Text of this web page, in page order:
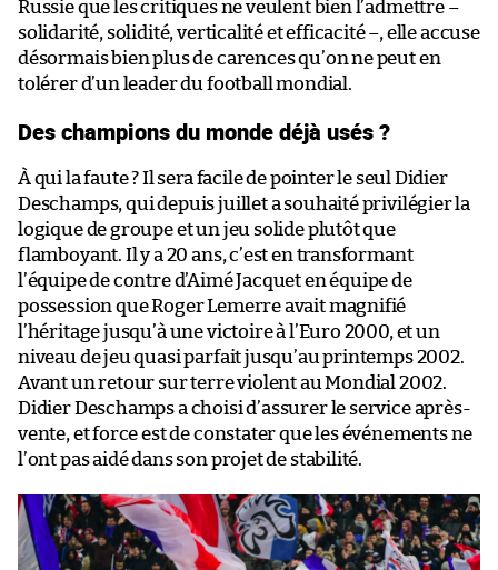
Russie que les critiques ne veulent bien l’admettre –
solidarité, solidité, verticalité et efficacité –, elle accuse
désormais bien plus de carences qu’on ne peut en
tolérer d’un leader du football mondial.
Des champions du monde déjà usés ?
À qui la faute ? Il sera facile de pointer le seul Didier
Deschamps, qui depuis juillet a souhaité privilégier la
logique de groupe et un jeu solide plutôt que
flamboyant. Il y a 20 ans, c’est en transformant
l’équipe de contre d’Aimé Jacquet en équipe de
possession que Roger Lemerre avait magnifié
l’héritage jusqu’à une victoire à l’Euro 2000, et un
niveau de jeu quasi parfait jusqu’au printemps 2002.
Avant un retour sur terre violent au Mondial 2002.
Didier Deschamps a choisi d’assurer le service après-
vente, et force est de constater que les événements ne
l’ont pas aidé dans son projet de stabilité.